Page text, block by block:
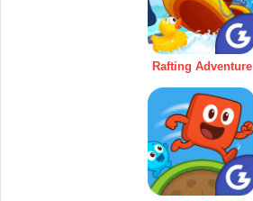
Rafting Adventure